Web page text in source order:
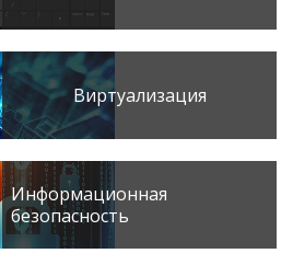
Виртуализация
Информационная
безопасность